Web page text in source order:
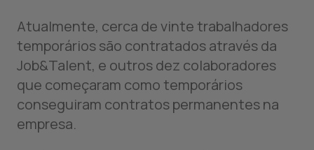
Atualmente, cerca de vinte trabalhadores
temporários são contratados através da
Job&Talent, e outros dez colaboradores
que começaram como temporários
conseguiram contratos permanentes na
empresa.